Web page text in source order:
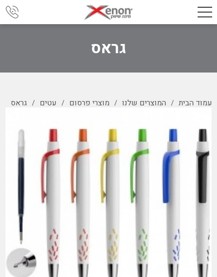
גראס
עמוד הבית / המוצרים שלנו / מוצרי פרסום / עטים / גראס